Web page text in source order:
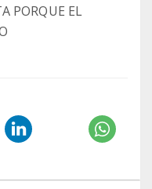
PORQUE EL